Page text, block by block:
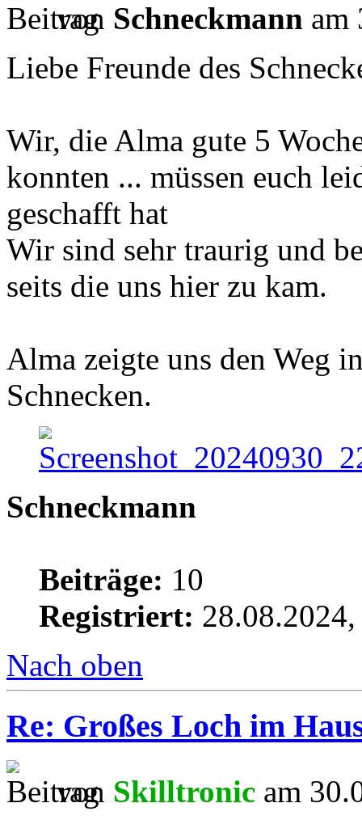
von Schneckmann am
Liebe Freunde des
Wir, die Alma gute 5
konnten ... müssen euch
geschafft hat
Wir sind sehr traurig und
seits die uns hier zu kam.
Alma zeigte uns den Weg
Schnecken.
Schneckmann
Beiträge: 10
Registriert:
Nach oben
Re: Großes Loch im
von Skilltronic am